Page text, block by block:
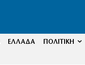
ΕΛΛΑΔΑ ΠΟΛΙΤΙΚΗ